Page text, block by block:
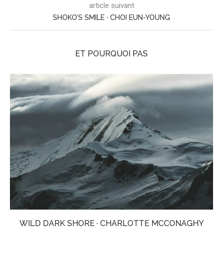
article suivant
SHOKO’S SMILE · CHOI EUN-YOUNG
ET POURQUOI PAS
WILD DARK SHORE · CHARLOTTE MCCONAGHY